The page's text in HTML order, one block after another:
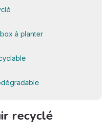
à planter
recyclé